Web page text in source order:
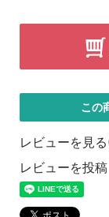
この
レビューを見
レビューを投稿